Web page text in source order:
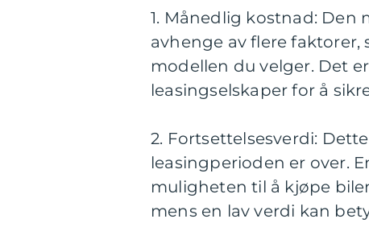
1. Månedlig kostnad: Den
avhenge av flere
modellen du velger. Det
leasingselskaper for å
2. Fortsettelsesverdi:
leasingperioden er over.
muligheten til å kjøpe
mens en lav verdi kan